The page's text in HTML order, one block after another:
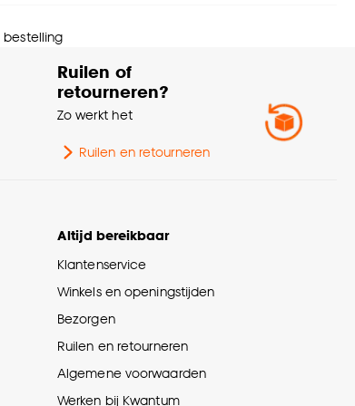
100%
100% Verduisterend
bestelling
Ruilen of
retourneren?
Zo werkt het
Ruilen en retourneren
Altijd bereikbaar
Klantenservice
Winkels en openingstijden
Bezorgen
Ruilen en retourneren
Algemene voorwaarden
Werken bij Kwantum